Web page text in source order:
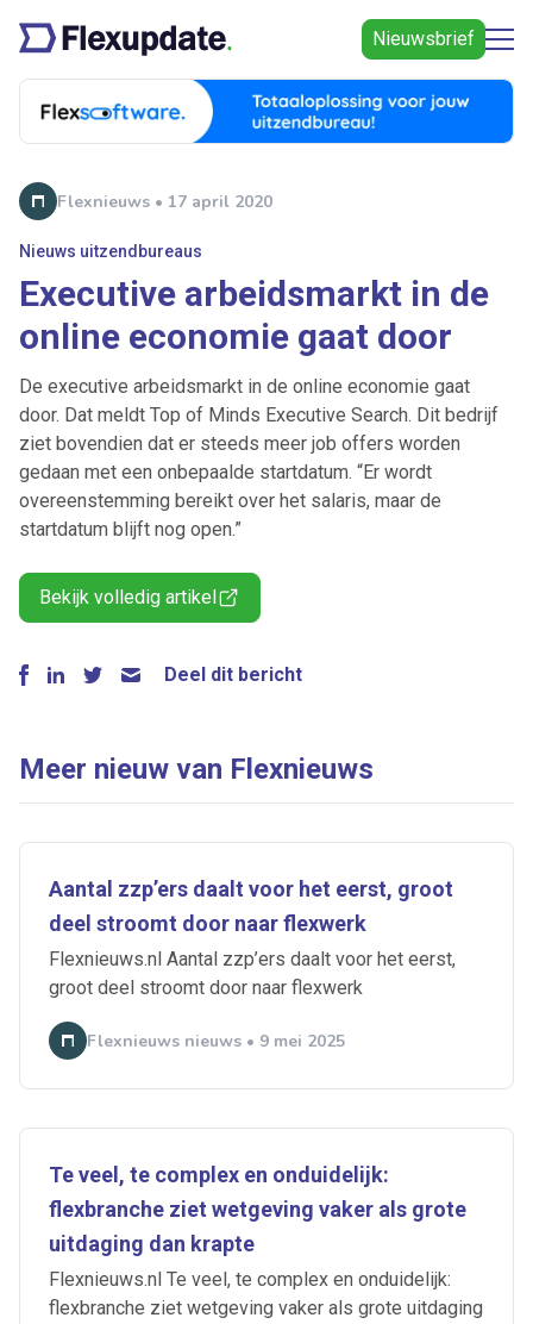
Nieuwsbrief
Flexnieuws • 17 april 2020
Nieuws uitzendbureaus
Executive arbeidsmarkt in de
online economie gaat door
De executive arbeidsmarkt in de online economie gaat
door. Dat meldt Top of Minds Executive Search. Dit bedrijf
ziet bovendien dat er steeds meer job offers worden
gedaan met een onbepaalde startdatum. “Er wordt
overeenstemming bereikt over het salaris, maar de
startdatum blijft nog open.”
Bekijk volledig artikel
Deel dit bericht
Meer nieuw van Flexnieuws
Aantal zzp’ers daalt voor het eerst, groot
deel stroomt door naar flexwerk
Flexnieuws.nl Aantal zzp’ers daalt voor het eerst,
groot deel stroomt door naar flexwerk
Flexnieuws nieuws • 9 mei 2025
Te veel, te complex en onduidelijk:
flexbranche ziet wetgeving vaker als grote
uitdaging dan krapte
Flexnieuws.nl Te veel, te complex en onduidelijk:
flexbranche ziet wetgeving vaker als grote uitdaging